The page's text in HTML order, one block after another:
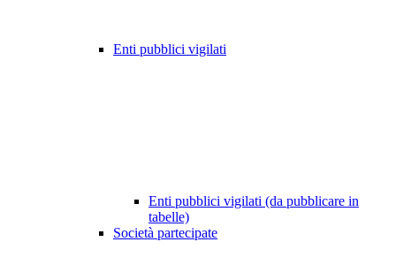
Enti pubblici vigilati
Enti pubblici vigilati (da pubblicare in
tabelle)
Società partecipate